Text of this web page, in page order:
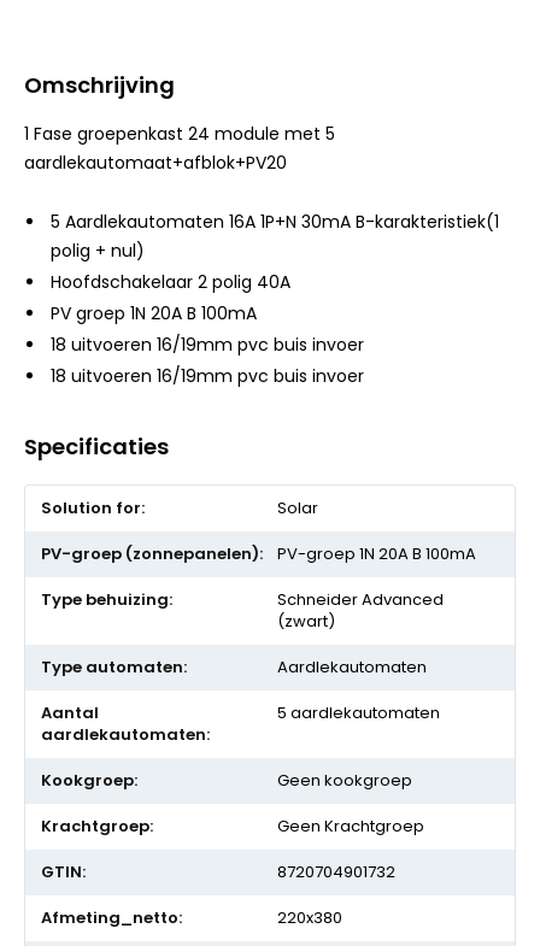
Specificaties
Meer
informatie
Solar
PV-groep 1N 20A B 100mA
Schneider Advanced
(zwart)
Aardlekautomaten
5 aardlekautomaten
Geen kookgroep
Geen Krachtgroep
8720704901732
220x380
Omschrijving
1 Fase groepenkast 24 module met 5
aardlekautomaat+afblok+PV20
5 Aardlekautomaten 16A 1P+N 30mA B-karakteristiek(1
polig + nul)
Hoofdschakelaar 2 polig 40A
PV groep 1N 20A B 100mA
18 uitvoeren 16/19mm pvc buis invoer
18 uitvoeren 16/19mm pvc buis invoer